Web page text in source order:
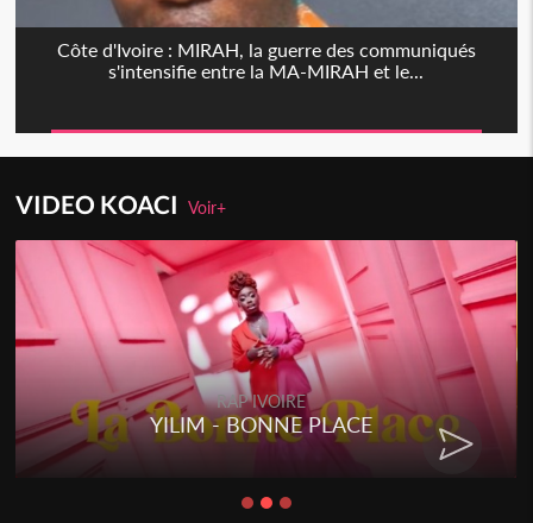
Côte d'Ivoire : MIRAH, la guerre des communiqués
s'intensifie entre la MA-MIRAH et le...
VIDEO KOACIVoir+
RAP IVOIRE
YILIM - BONNE PLACE